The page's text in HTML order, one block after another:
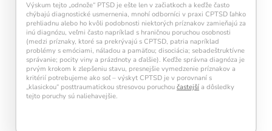
Výskum tejto „odnože“ PTSD je ešte len v začiatkoch a keďže často
chýbajú diagnostické usmernenia, mnohí odborníci v praxi CPTSD ľahko
prehliadnu alebo ho kvôli podobnosti niektorých príznakov zamieňajú za
inú diagnózu, veľmi často napríklad s hraničnou poruchou osobnosti
(medzi príznaky, ktoré sa prekrývajú s CPTSD, patria napríklad
problémy s emóciami, náladou a pamäťou; disociácia; sebadeštruktívne
správanie; pocity viny a prázdnoty a ďalšie). Keďže správna diagnóza je
prvým krokom k zlepšeniu stavu, presnejšie vymedzenie príznakov a
kritérií potrebujeme ako soľ – výskyt CPTSD je v porovnaní s
„klasickou“ posttraumatickou stresovou poruchou častejší a dôsledky
tejto poruchy sú naliehavejšie.